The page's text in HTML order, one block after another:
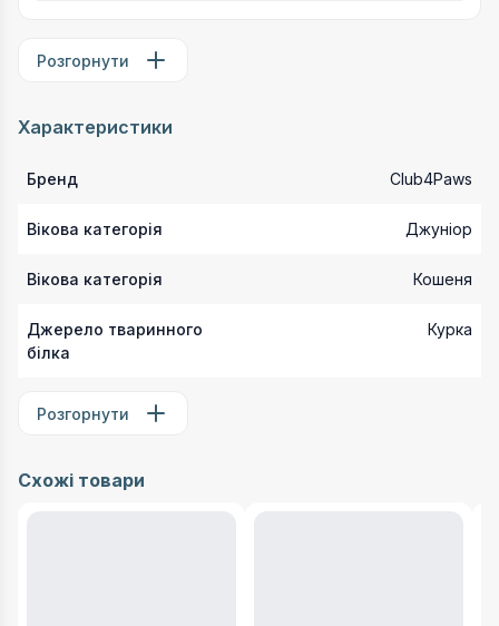
Розгорнути
Характеристики
Бренд Club4Paws
Вікова категорія Джуніор
Вікова категорія Кошеня
Джерело тваринного
білка
Курка
Розгорнути
Схожі товари